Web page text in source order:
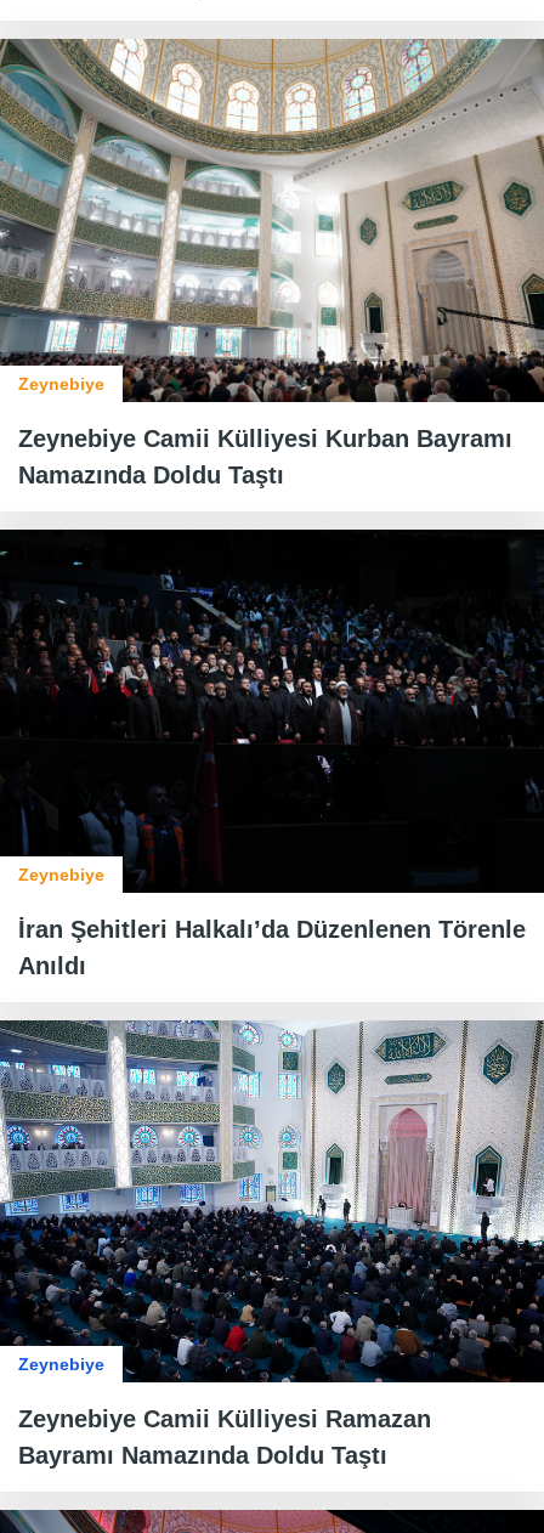
Zeynebiye
Zeynebiye Camii Külliyesi Kurban Bayramı
Namazında Doldu Taştı
Zeynebiye
İran Şehitleri Halkalı’da Düzenlenen Törenle
Anıldı
Zeynebiye
Zeynebiye Camii Külliyesi Ramazan
Bayramı Namazında Doldu Taştı